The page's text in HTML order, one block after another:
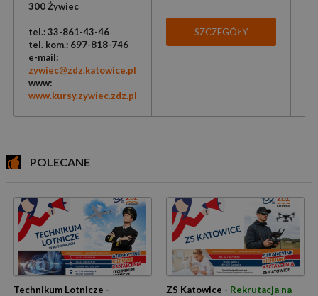
300 Żywiec
tel.: 33-861-43-46
tel. kom.: 697-818-746
e-mail:
zywiec@zdz.katowice.pl
www:
www.kursy.zywiec.zdz.pl
SZCZEGÓŁY
POLECANE
Technikum Lotnicze -
ZS Katowice - Rekrutacja na